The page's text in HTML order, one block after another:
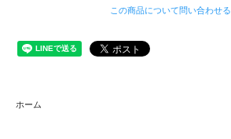
この商品について問い合わせる
ホーム